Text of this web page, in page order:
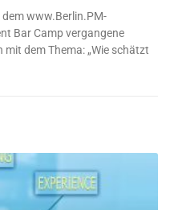
www.Berlin.PM-
Bar Camp vergangene
mit dem Thema: „Wie schätzt